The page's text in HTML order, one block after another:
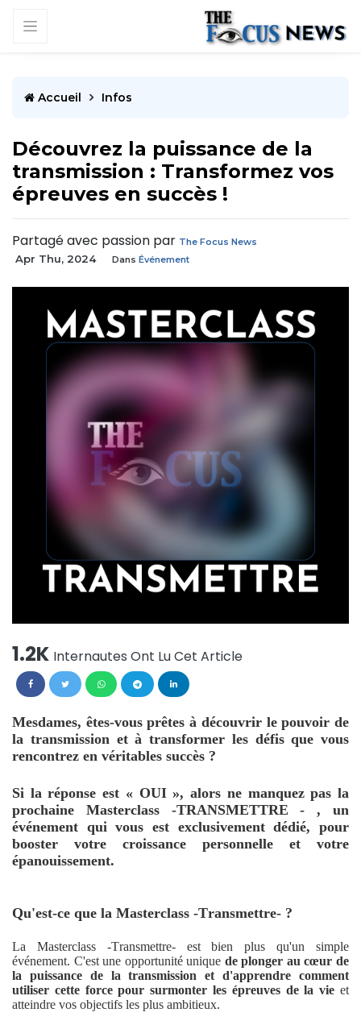
Accueil Infos
Découvrez la puissance de la
transmission : Transformez vos
épreuves en succès !
Partagé avec passion par The Focus News
Apr Thu, 2024 Dans Événement
1.2K Internautes Ont Lu Cet Article
Mesdames, êtes-vous prêtes à découvrir le pouvoir de
la transmission et à transformer les défis que vous
rencontrez en véritables succès ?
Si la réponse est « OUI », alors ne manquez pas la
prochaine Masterclass -TRANSMETTRE - , un
événement qui vous est exclusivement dédié, pour
booster votre croissance personnelle et votre
épanouissement.
Qu'est-ce que la Masterclass -Transmettre- ?
La Masterclass -Transmettre- est bien plus qu'un simple
événement. C'est une opportunité unique de plonger au cœur de
la puissance de la transmission et d'apprendre comment
utiliser cette force pour surmonter les épreuves de la vie et
atteindre vos objectifs les plus ambitieux.